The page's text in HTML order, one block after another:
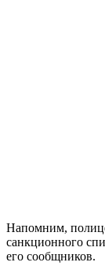
Напомним,
санкционного
его сообщников.